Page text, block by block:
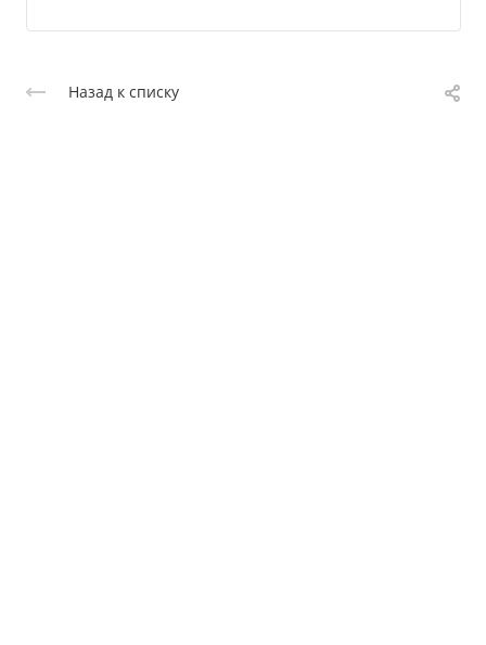
Назад к списку